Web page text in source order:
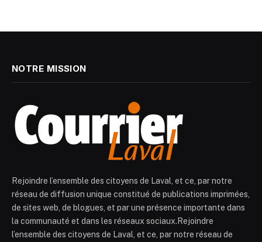
NOTRE MISSION
Rejoindre l’ensemble des citoyens de Laval, et ce, par notre
réseau de diffusion unique constitué de publications imprimées,
de sites web, de blogues, et par une présence importante dans
la communauté et dans les réseaux sociaux.Rejoindre
l’ensemble des citoyens de Laval, et ce, par notre réseau de